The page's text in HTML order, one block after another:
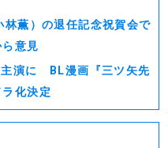
林薫）の退任記念祝賀会で
意見
主演に BL漫画『三ツ矢先
化決定